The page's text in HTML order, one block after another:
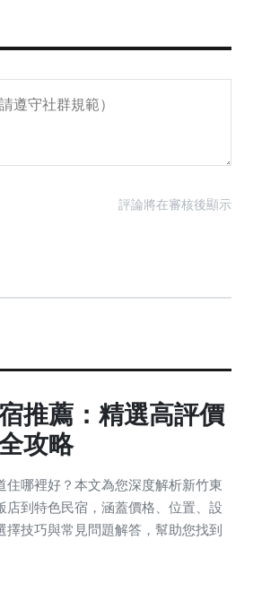
評論將在審核後顯示
推薦：精選高評價
攻略
住哪裡好？本文為您深度解析新竹東
店到特色民宿，涵蓋價格、位置、設
擇技巧與常見問題解答，幫助您找到